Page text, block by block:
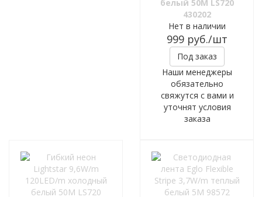
белый 50M LS720
430202
Нет в наличии
999 руб./шт
Под заказ
Наши менеджеры
обязательно
свяжутся с вами и
уточнят условия
заказа